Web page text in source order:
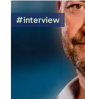
Afbeelding
interview